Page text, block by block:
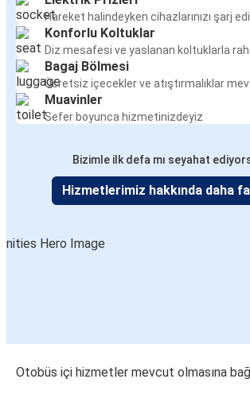
Hareket halindeyken cihazlarınızı şarj
Konforlu Koltuklar
Diz mesafesi ve yaslanan koltuklarla
Bagaj Bölmesi
Ücretsiz içecekler ve atıştırmalıklar
Muavinler
Sefer boyunca hizmetinizdeyiz
Bizimle ilk defa mı seyahat
Hizmetlerimiz hakkında daha
Otobüs içi hizmetler mevcut olmasına